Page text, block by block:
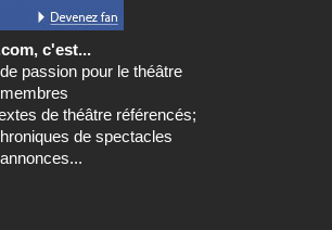
c'est...
passion pour le théâtre
de théâtre référencés;
de spectacles